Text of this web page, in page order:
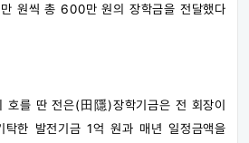
원씩 총 600만 원의 장학금을 전달했다
호를 딴 전은(田隱)장학기금은 전 회장이
한 발전기금 1억 원과 매년 일정금액을